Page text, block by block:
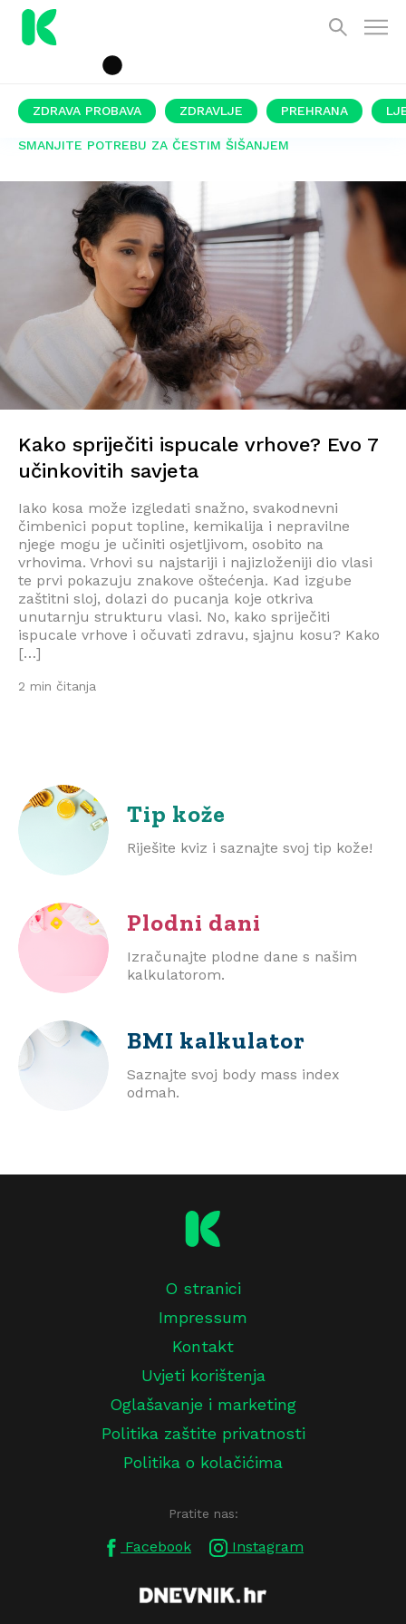
ZDRAVA PROBAVA ZDRAVLJE PREHRANA
SMANJITE POTREBU ZA ČESTIM ŠIŠANJEM
Kako spriječiti ispucale vrhove? Evo 7
učinkovitih savjeta
Iako kosa može izgledati snažno, svakodnevni
čimbenici poput topline, kemikalija i nepravilne
njege mogu je učiniti osjetljivom, osobito na
vrhovima. Vrhovi su najstariji i najizloženiji dio vlasi
te prvi pokazuju znakove oštećenja. Kad izgube
zaštitni sloj, dolazi do pucanja koje otkriva
unutarnju strukturu vlasi. No, kako spriječiti
ispucale vrhove i očuvati zdravu, sjajnu kosu? Kako
[…]
2 min čitanja
Tip kože
Riješite kviz i saznajte svoj tip kože!
Plodni dani
Izračunajte plodne dane s našim
kalkulatorom.
BMI kalkulator
Saznajte svoj body mass index
odmah.
O stranici
Impressum
Kontakt
Uvjeti korištenja
Oglašavanje i marketing
Politika zaštite privatnosti
Politika o kolačićima
Pratite nas:
Facebook Instagram